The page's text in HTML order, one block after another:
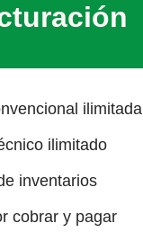
ilimitada
ilimitado
inventarios
cobrar y pagar